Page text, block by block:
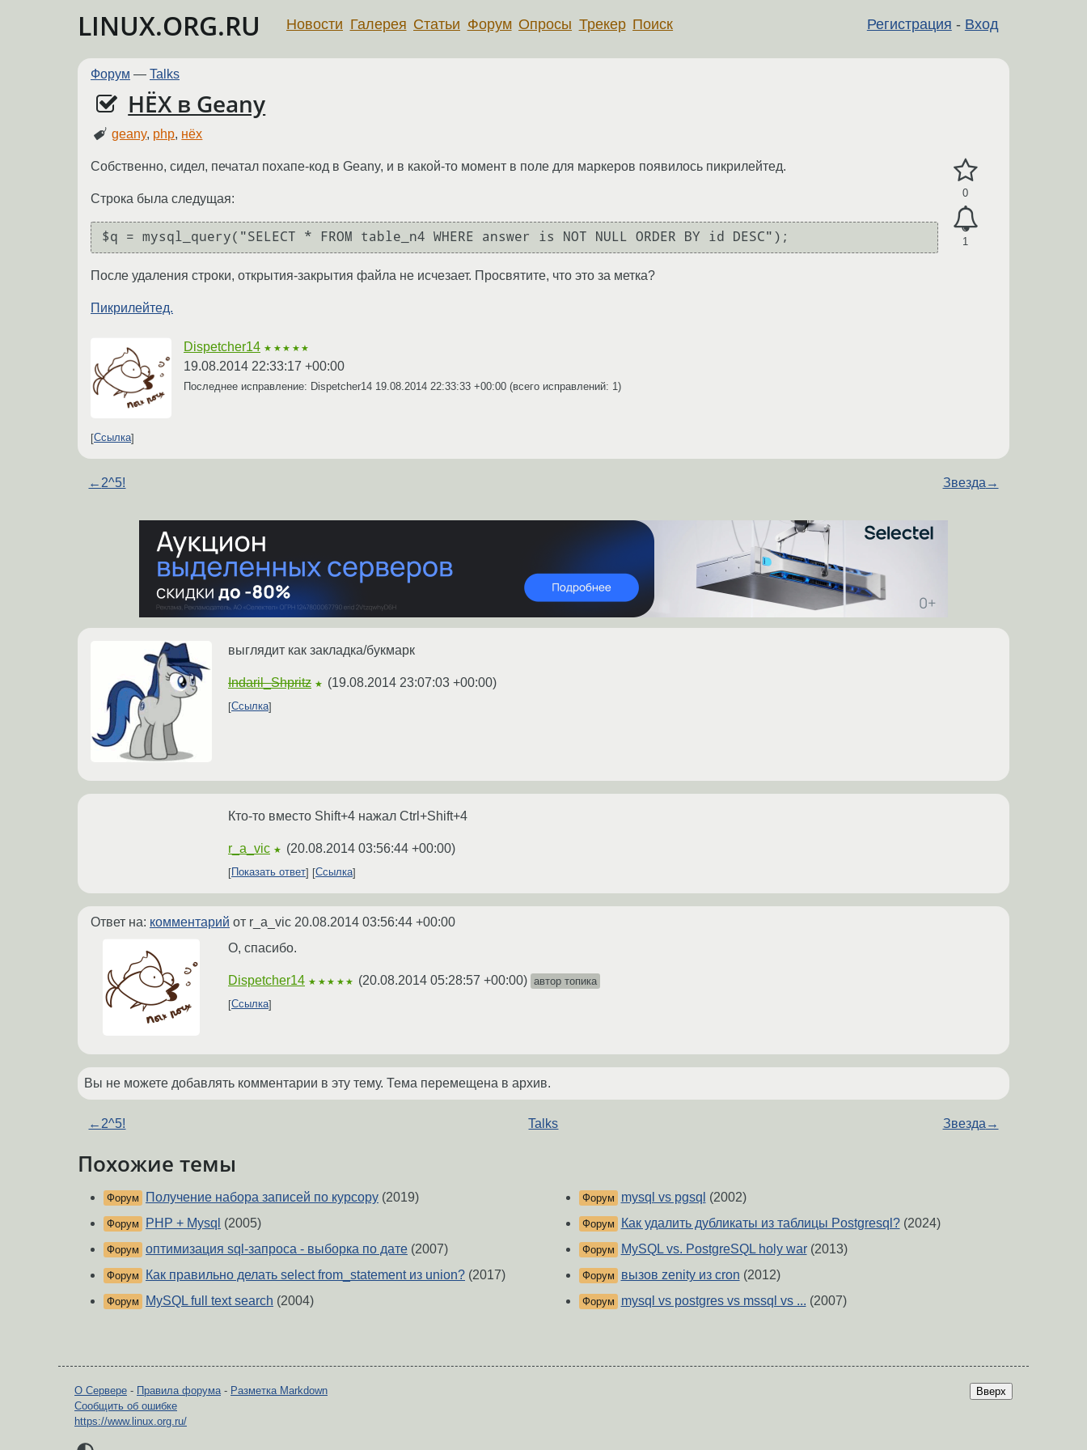
LINUX.ORG.RU Регистрация - Вход
Новости Галерея Статьи Форум Опросы Трекер Поиск
Форум — Talks
НЁХ в Geany
geany, php, нёх
0
1
Собственно, сидел, печатал похапе-код в Geany, и в какой-то момент в поле для маркеров появилось пикрилейтед.
Строка была следущая:
После удаления строки, открытия-закрытия файла не исчезает. Просвятите, что это за метка?
Пикрилейтед.
Dispetcher14 ★★★★★
19.08.2014 22:33:17 +00:00
Последнее исправление: Dispetcher14 19.08.2014 22:33:33 +00:00 (всего исправлений: 1)
Ссылка
← 2^5! Звезда →
выглядит как закладка/букмарк
Indaril_Shpritz ★ (19.08.2014 23:07:03 +00:00)
Ссылка
Кто-то вместо Shift+4 нажал Ctrl+Shift+4
r_a_vic ★ (20.08.2014 03:56:44 +00:00)
Показать ответ Ссылка
Ответ на: комментарий от r_a_vic 20.08.2014 03:56:44 +00:00
О, спасибо.
Dispetcher14 ★★★★★ (20.08.2014 05:28:57 +00:00) автор топика
Ссылка
Вы не можете добавлять комментарии в эту тему. Тема перемещена в архив.
← 2^5! Talks Звезда →
Похожие темы
Форум Получение набора записей по курсору (2019)
Форум PHP + Mysql (2005)
Форум оптимизация sql-запроса - выборка по дате (2007)
Форум Как правильно делать select from_statement из union? (2017)
Форум MySQL full text search (2004)
Форум mysql vs pgsql (2002)
Форум Как удалить дубликаты из таблицы Postgresql?(2024)
Форум MySQL vs. PostgreSQL holy war(2013)
Форум вызов zenity из cron (2012)
Форум mysql vs postgres vs mssql vs ... (2007)
Вверх
О Сервере - Правила форума- Разметка Markdown
Сообщить об ошибке
https://www.linux.org.ru/